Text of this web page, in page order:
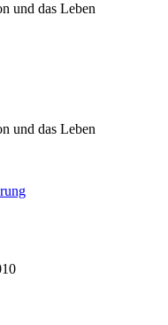
und das Leben
und das Leben